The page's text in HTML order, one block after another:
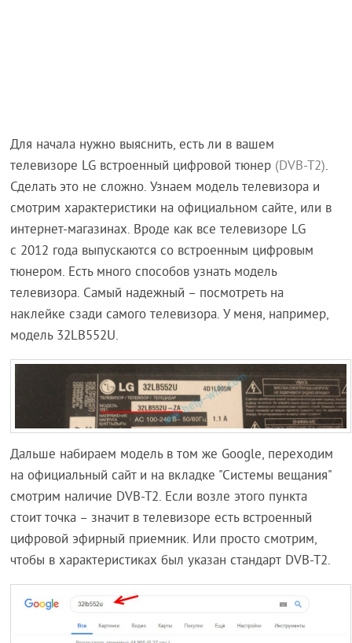
Для начала нужно выяснить, есть ли в вашем
телевизоре LG встроенный цифровой тюнер (DVB-T2).
Сделать это не сложно. Узнаем модель телевизора и
смотрим характеристики на официальном сайте, или в
интернет-магазинах. Вроде как все телевизоре LG
с 2012 года выпускаются со встроенным цифровым
тюнером. Есть много способов узнать модель
телевизора. Самый надежный – посмотреть на
наклейке сзади самого телевизора. У меня, например,
модель 32LB552U.
Дальше набираем модель в том же Google, переходим
на официальный сайт и на вкладке "Системы вещания"
смотрим наличие DVB-T2. Если возле этого пункта
стоит точка – значит в телевизоре есть встроенный
цифровой эфирный приемник. Или просто смотрим,
чтобы в характеристиках был указан стандарт DVB-T2.